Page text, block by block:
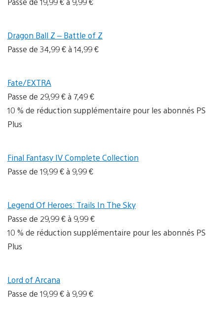
Dragon Ball Z – Battle of Z
Passe de 34,99 € à 14,99 €
Fate/EXTRA
Passe de 29,99 € à 7,49 €
10 % de réduction supplémentaire pour les abonnés PS
Plus
Final Fantasy IV Complete Collection
Passe de 19,99 € à 9,99 €
Legend Of Heroes: Trails In The Sky
Passe de 29,99 € à 9,99 €
10 % de réduction supplémentaire pour les abonnés PS
Plus
Lord of Arcana
Passe de 19,99 € à 9,99 €